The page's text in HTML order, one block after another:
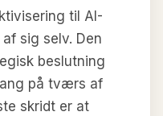
til AI-
sig selv. Den
beslutning
på tværs af
skridt er at